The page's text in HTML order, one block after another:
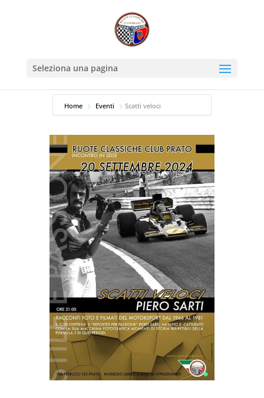
Seleziona una pagina
Home Eventi Scatti veloci